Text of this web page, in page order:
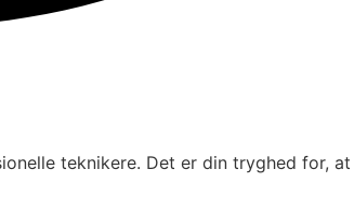
teknikere. Det er din tryghed for,